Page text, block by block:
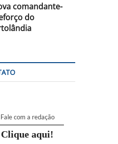
comandante-
do
Fale com a redação
Clique aqui!